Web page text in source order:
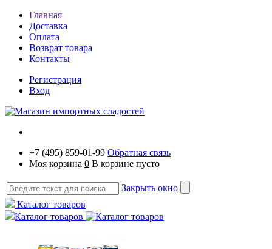
Главная
Доставка
Оплата
Возврат товара
Контакты
Регистрация
Вход
+7 (495) 859-01-99 Обратная связь
Моя корзина 0 В корзине пусто
Закрыть окно
Каталог товаров
Каталог товаров